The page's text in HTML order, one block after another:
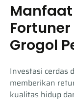
Manfaat
Grogol
Investasi cerdas
memberikan
kualitas hidup